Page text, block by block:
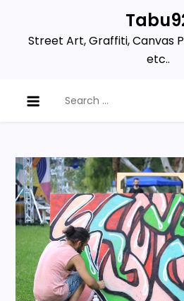
contentStreet Art, Graffiti, Canvas
etc..
for: